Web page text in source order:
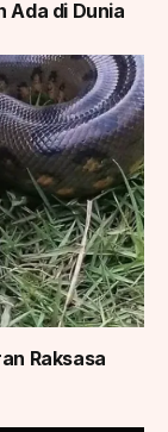
Ada di Dunia
Raksasa